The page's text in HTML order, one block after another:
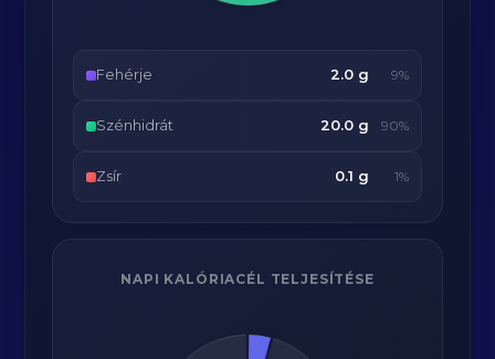
Fehérje 2.0 g 9%
Szénhidrát 20.0 g 90%
Zsír 0.1 g 1%
NAPI KALÓRIACÉL TELJESÍTÉSE